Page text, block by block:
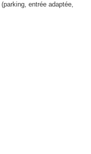
(parking, entrée adaptée,